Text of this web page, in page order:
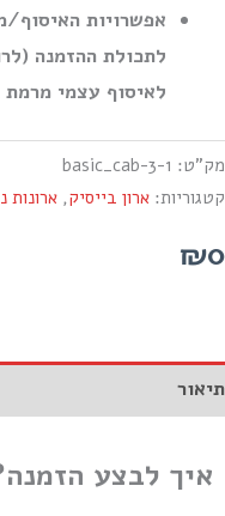
אפשרויות
לתכולת ההזמנה
לאיסוף עצמי
מק"ט: basic_cab-3-1
קטגוריות: ארון בייסיק, ארונות
₪0
תיאור
איך לבצע